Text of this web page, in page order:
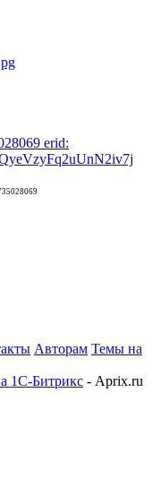
Авторам Темы на
1С-Битрикс - Aprix.ru